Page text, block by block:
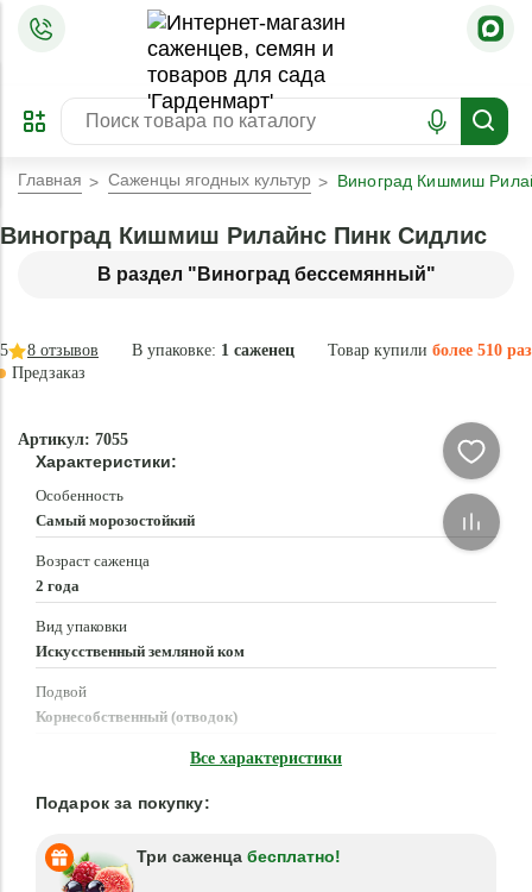
ПРЕДЗАКАЗ
ЗАБРОНИРОВАТЬ
ЛУЧШЕЕ
Главная Саженцы ягодных культур Виноград Кишмиш
В раздел "Виноград бессемянный"
Виноград Кишмиш Рилайнс Пинк Сидлис
В упаковке: 1 саженец Товар купили более 510 раз
5 8 отзывов
Предзаказ
Артикул: 7055
Характеристики:
Особенность
Самый морозостойкий
Возраст саженца
2 года
Вид упаковки
Искусственный земляной ком
Подвой
Корнесобственный (отводок)
Все характеристики
Подарок за покупку:
Три саженца бесплатно!